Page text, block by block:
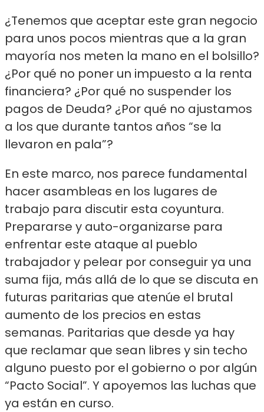
¿Tenemos que aceptar este gran negocio
para unos pocos mientras que a la gran
mayoría nos meten la mano en el bolsillo?
¿Por qué no poner un impuesto a la renta
financiera? ¿Por qué no suspender los
pagos de Deuda? ¿Por qué no ajustamos
a los que durante tantos años “se la
llevaron en pala”?
En este marco, nos parece fundamental
hacer asambleas en los lugares de
trabajo para discutir esta coyuntura.
Prepararse y auto-organizarse para
enfrentar este ataque al pueblo
trabajador y pelear por conseguir ya una
suma fija, más allá de lo que se discuta en
futuras paritarias que atenúe el brutal
aumento de los precios en estas
semanas. Paritarias que desde ya hay
que reclamar que sean libres y sin techo
alguno puesto por el gobierno o por algún
“Pacto Social”. Y apoyemos las luchas que
ya están en curso.